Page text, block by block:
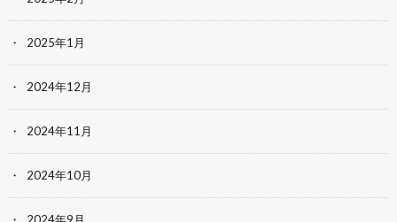
2025年1月
2024年12月
2024年11月
2024年10月